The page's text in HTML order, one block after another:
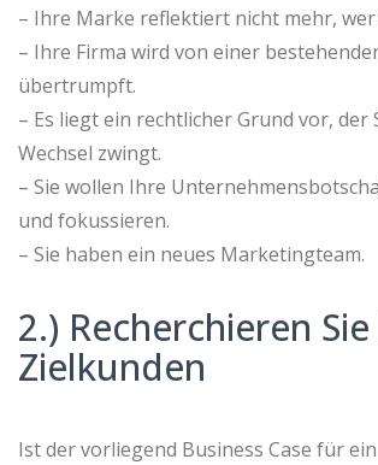
– Ihre Marke reflektiert nicht mehr, wer
– Ihre Firma wird von einer
übertrumpft.
– Es liegt ein rechtlicher Grund vor, der
Wechsel zwingt.
– Sie wollen Ihre
und fokussieren.
– Sie haben ein neues Marketingteam.
2.) Recherchieren
Zielkunden
Ist der vorliegend Business Case für